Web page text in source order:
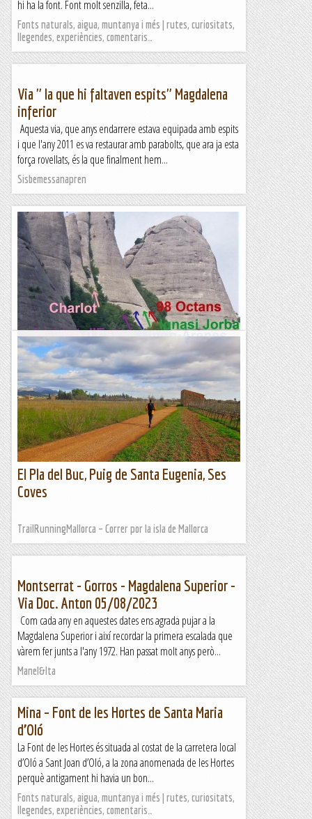
hi ha la font. Font molt senzilla, feta...
Fonts naturals, aigua, muntanya i més | rutes, curiositats,
llegendes, experiències, comentaris…
Via " la que hi faltaven espits" Magdalena
inferior
Aquesta via, que anys endarrere estava equipada amb espits
i que l'any 2011 es va restaurar amb parabolts, que ara ja esta
força rovellats, és la que finalment hem...
Sisbemessanapren
La Magdalena Superior
MontserratMonestirGorros La Magdalena Superior
1Aproximació : Situats en l'estació superior del Funicular de
Sant Joan, en el que s'anomena “El Pla de les...
Blog del Guillem
El Pla del Buc, Puig de Santa Eugenia, Ses
Coves
TrailRunningMallorca – Correr por la isla de Mallorca
Montserrat - Gorros - Magdalena Superior -
Via Doc. Anton 05/08/2023
Com cada any en aquestes dates ens agrada pujar a la
Magdalena Superior i així recordar la primera escalada que
vàrem fer junts a l'any 1972. Han passat molt anys però...
Manel&Ita
Mina – Font de les Hortes de Santa Maria
d’Oló
La Font de les Hortes és situada al costat de la carretera local
d’Oló a Sant Joan d’Oló, a la zona anomenada de les Hortes
perquè antigament hi havia un bon...
Fonts naturals, aigua, muntanya i més | rutes, curiositats,
llegendes, experiències, comentaris…